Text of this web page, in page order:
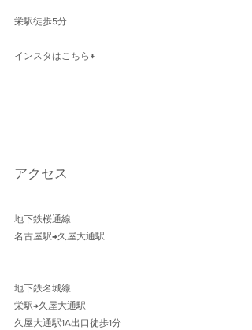
栄駅徒歩5分
インスタはこちら↓
アクセス
地下鉄桜通線
名古屋駅→久屋大通駅
地下鉄名城線
栄駅→久屋大通駅
久屋大通駅1A出口徒歩1分